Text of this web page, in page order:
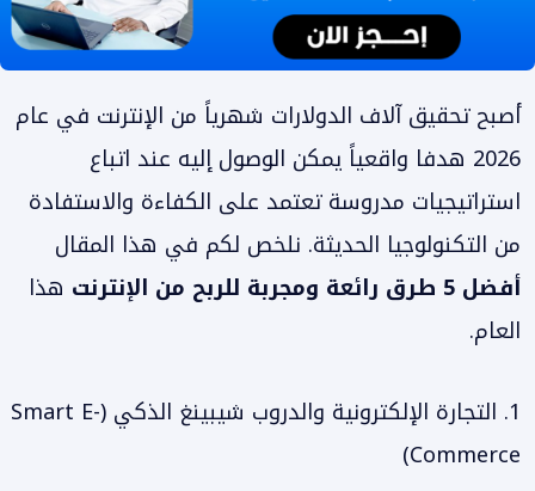
أصبح تحقيق آلاف الدولارات شهرياً من الإنترنت في عام
2026 هدفا واقعياً يمكن الوصول إليه عند اتباع
استراتيجيات مدروسة تعتمد على الكفاءة والاستفادة
من التكنولوجيا الحديثة. نلخص لكم في هذا المقال
أفضل 5 طرق رائعة ومجربة للربح من الإنترنت
هذا
العام.
1. التجارة الإلكترونية والدروب شيبينغ الذكي (Smart E-
Commerce)